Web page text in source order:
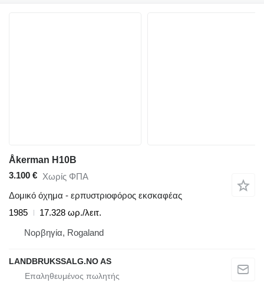
Åkerman H10B
3.100 € Χωρίς ΦΠΑ
Δομικό όχημα - ερπυστριοφόρος εκσκαφέας
1985
17.328 ωρ./λειτ.
Νορβηγία, Rogaland
LANDBRUKSSALG.NO AS